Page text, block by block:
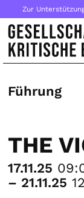
Zur
Führung
THE
17.11.25
– 21.11.25